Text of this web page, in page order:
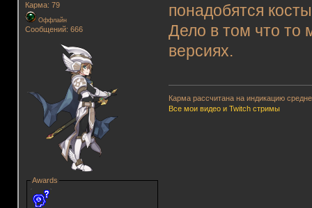
Карма: 79
Оффлайн
Сообщений: 666
Awards
понадобятся
Дело в том что то
версиях.
Карма рассчитана на индикацию
Все мои видео и Twitch стримы